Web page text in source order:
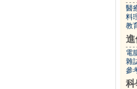
醫
料
教
進
電
雜
參
科